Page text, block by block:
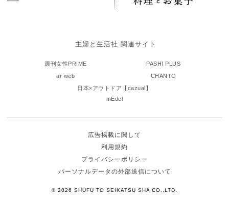
主婦と生活社 関連サイト
週刊女性PRIME
PASH! PLUS
ar web
CHANTO
日本×アウトドア【cazual】
mEdel
広告掲載に関して
利用規約
プライバシーポリシー
パーソナルデータの外部送信について
© 2026 SHUFU TO SEIKATSU SHA CO.,LTD.